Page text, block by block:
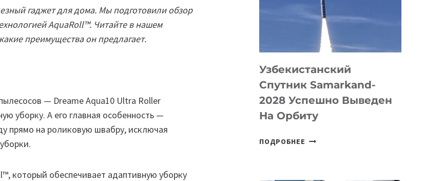
гаджет для дома. Мы подготовили обзор
AquaRoll™. Читайте в нашем
преимущества он предлагает.
— Dreame Aqua10 Ultra Roller
уборку. А его главная особенность —
прямо на роликовую швабру, исключая
который обеспечивает адаптивную уборку
ДЛЯ
СОЗДАНИЯ
«ИСКУССТВЕННОГО
ИНЖЕНЕРА»
Узбекистанский
Спутник Samarkand-
2028 Успешно Выведен
На Орбиту
ПОДРОБНЕЕ УЗБЕКИСТАНСКИЙ